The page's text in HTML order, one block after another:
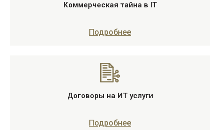
Коммерческая тайна в IT
Подробнее
Договоры на ИТ услуги
Подробнее